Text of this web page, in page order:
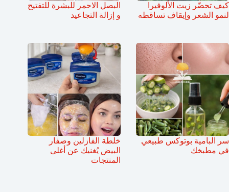
كيف تحضّر زيت الألوفيرا
لنمو الشعر وإيقاف تساقطه
البصل الاحمر للبشرة للتفتيح
و إزالة التجاعيد
سر البامية بوتوكس طبيعي
في مطبخك
خلطة الفازلين وصفار
البيض يُغنيك عن أغلى
المنتجات